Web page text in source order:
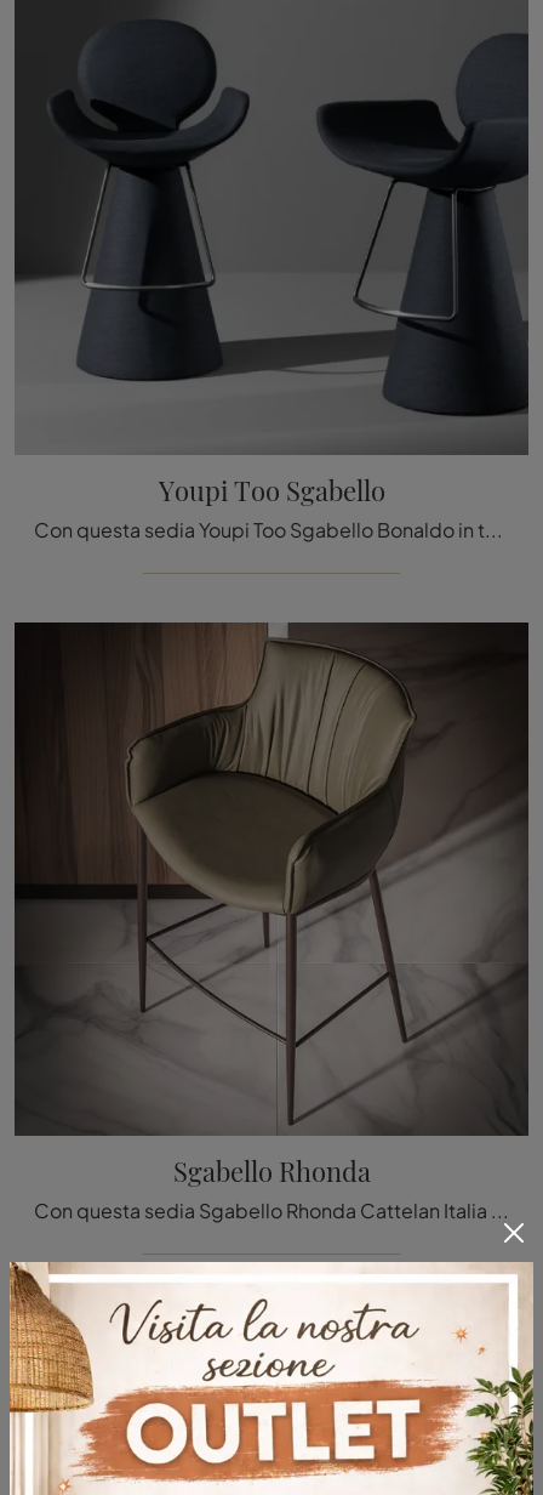
Youpi Too Sgabello
Con questa sedia Youpi Too Sgabello Bonaldo in tessuto, una delle nostre sedute sgabelli design, potrai impreziosire i tuoi spazi.
Sgabello Rhonda
Con questa sedia Sgabello Rhonda Cattelan Italia in pelle, una delle nostre sedute sgabelli design, potrai valorizzare i tuoi locali.